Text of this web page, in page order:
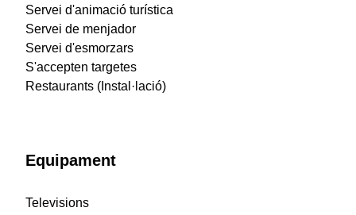
Servei d'animació turística
Servei de menjador
Servei d'esmorzars
S'accepten targetes
Restaurants (Instal·lació)
Equipament
Televisions